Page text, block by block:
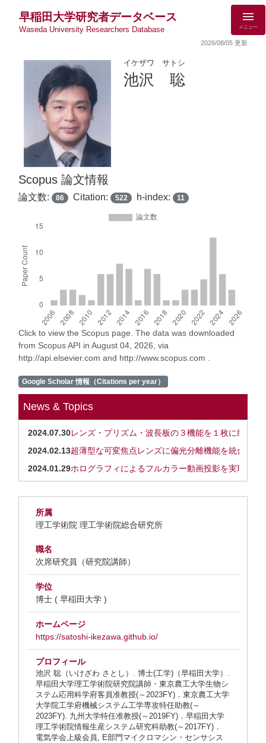
早稲田大学研究者データベース
Waseda University Researchers Database メニュー
2026/08/05 更新
イケザワ サトシ
池沢 聡
Scopus 論文情報
論文数: 86 Citation: 522 h-index: 11
Click to view the Scopus page. The data was downloaded
from Scopus API in August 04, 2026, via
http://api.elsevier.com and http://www.scopus.com .
Google Scholar 情報（Citations per year）
News & Topics
2024.07.30レンズ・プリズム・波長板の３機能を１枚に統合
2024.02.13超薄型な可変焦点レンズに偏光分離機能を統合
2024.01.29ホログラフィによるフルカラー動画投影を実現 ―
所属
理工学術院 理工学術院総合研究所
職名
次席研究員（研究院講師）
学位
博士 ( 早稲田大学 )
ホームページ
https://satoshi-ikezawa.github.io/
プロフィール
池沢 聡（いけざわ さとし）. 博士(工学)（早稲田大学）.
早稲田大学理工学術院研究院講師・東京農工大学生物シ
ステム応用科学府客員准教授(～2023FY)．東京農工大学
大学院工学府機械システム工学専攻特任助教(～
2023FY). 九州大学特任准教授(～2019FY)．早稲田大学
理工学術院情報生産システム研究科助教(～2017FY)．
電気学会上級会員, E部門マイクロマシン・センサシス